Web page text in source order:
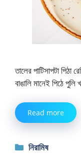
তালের পাটিসাপটা
বাঙালি মানেই পিঠে
Read more
Categories
নিরামিষ